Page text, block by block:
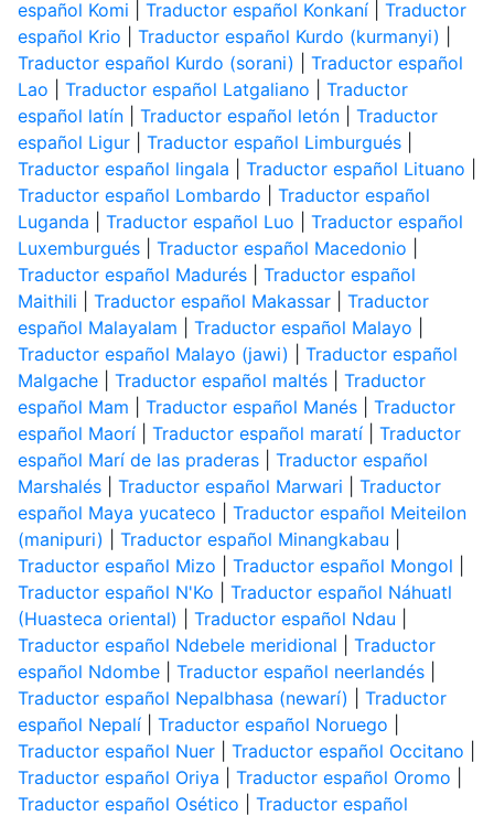
español Komi
Traductor español Konkaní| Traductor
español Krio
Traductor español Kurdo (kurmanyi)
Traductor español Kurdo (sorani)
Traductor español
Lao
Traductor español Latgaliano
Traductor
español latín| Traductor español letón| Traductor
español Ligur| Traductor español Limburgués|
Traductor español lingala
Traductor español Lituano
Traductor español Lombardo
Traductor español
Luganda
Traductor español Luo
Traductor español
Luxemburgués| Traductor español Macedonio
Traductor español Madurés| Traductor español
Maithili
Traductor español Makassar| Traductor
español Malayalam
Traductor español Malayo
Traductor español Malayo (jawi)
Traductor español
Malgache| Traductor español maltés| Traductor
español Mam
Traductor español Manés| Traductor
español Maorí| Traductor español maratí| Traductor
español Marí de las praderas| Traductor español
Marshalés| Traductor español Marwari
Traductor
español Maya yucateco
Traductor español Meiteilon
(manipuri)
Traductor español Minangkabau
Traductor español Mizo
Traductor español Mongol
Traductor español N'Ko
Traductor español Náhuatl
(Huasteca oriental)
Traductor español Ndau
Traductor español Ndebele meridional
Traductor
español Ndombe| Traductor español neerlandés|
Traductor español Nepalbhasa (newarí)
Traductor
español Nepalí| Traductor español Noruego
Traductor español Nuer| Traductor español Occitano
Traductor español Oriya
Traductor español Oromo
Traductor español Osético
Traductor español